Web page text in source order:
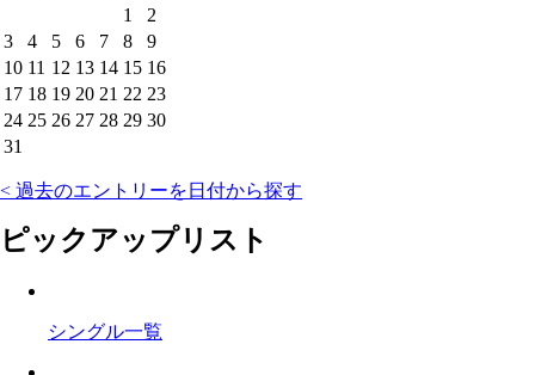
1
2
3
4 5 6 7 8
9
10 11 12 13 14 15 16
17 18 19 20 21 22 23
24 25 26 27 28 29 30
31
< 過去のエントリーを日付から探す
ピックアップリスト
シングル一覧